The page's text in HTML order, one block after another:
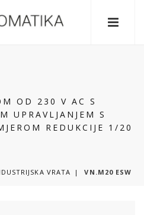
OD 230 V AC S
UPRAVLJANJEM S
REDUKCIJE 1/20
VRATA VN.M20 ESW